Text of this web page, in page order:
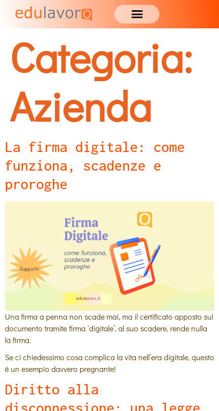
Categoria:
Azienda
La firma digitale: come
funziona, scadenze e
proroghe
Una firma a penna non scade mai, ma il certificato apposto sul
documento tramite firma ‘digitale’, al suo scadere, rende nulla
la firma.
Se ci chiedessimo cosa complica la vita nell’era digitale, questo
è un esempio davvero pregnante!
Diritto alla